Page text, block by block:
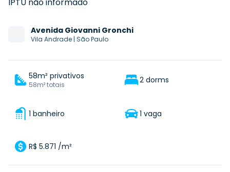
Avenida Giovanni Gronchi
Vila Andrade | São Paulo
58m² privativos
58m² totais 2 dorms
1 banheiro 1 vaga
R$ 5.871 /m²